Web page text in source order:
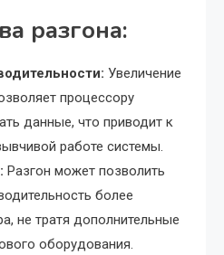
разгона:
Увеличение
процессору
данные, что приводит к
работе системы.
Разгон может позволить
более
не тратя дополнительные
оборудования.